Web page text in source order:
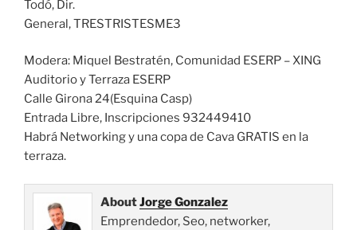
Todó, Dir.
General, TRESTRISTESME3
Modera: Miquel Bestratén, Comunidad ESERP – XING
Auditorio y Terraza ESERP
Calle Girona 24(Esquina Casp)
Entrada Libre, Inscripciones 932449410
Habrá Networking y una copa de Cava GRATIS en la
terraza.
AboutJorge Gonzalez
Emprendedor, Seo, networker,